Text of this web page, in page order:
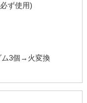
ず使用)
ム3個→火変換